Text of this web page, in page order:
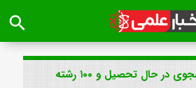
search
مفتخریم ۶۵۰۰ دانشجوی در حال تحصیل و ۱۰۰ رشته